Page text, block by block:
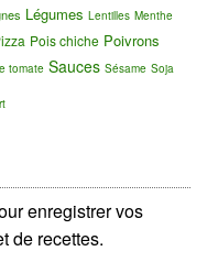
Légumes Lentilles Menthe
Pois chiche Poivrons
tomate Sauces Sésame Soja
enregistrer vos
de recettes.